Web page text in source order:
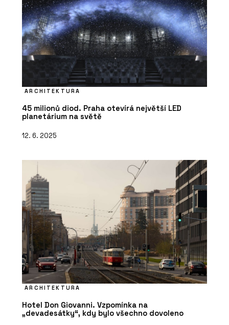
ARCHITEKTURA
45 milionů diod. Praha otevírá největší LED
planetárium na světě
12. 6. 2025
ARCHITEKTURA
Hotel Don Giovanni. Vzpomínka na
„devadesátky“, kdy bylo všechno dovoleno